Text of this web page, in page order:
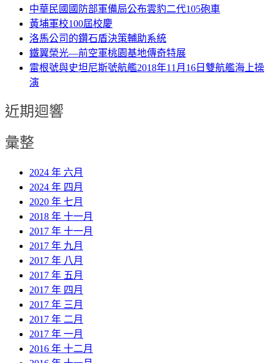
中華民國國防部軍備局公布雲豹二代105砲車
黃埔軍校100屆校慶
洛馬公司的鑽石盾決策輔助系統
鐵翼榮光—前空軍桃園基地傳奇特展
雷根號與史坦尼斯號航艦2018年11月16日雙航艦海上操
演
近期迴響
彙整
2024 年 六月
2024 年 四月
2020 年 七月
2018 年 十一月
2017 年 十一月
2017 年 九月
2017 年 八月
2017 年 五月
2017 年 四月
2017 年 三月
2017 年 二月
2017 年 一月
2016 年 十二月